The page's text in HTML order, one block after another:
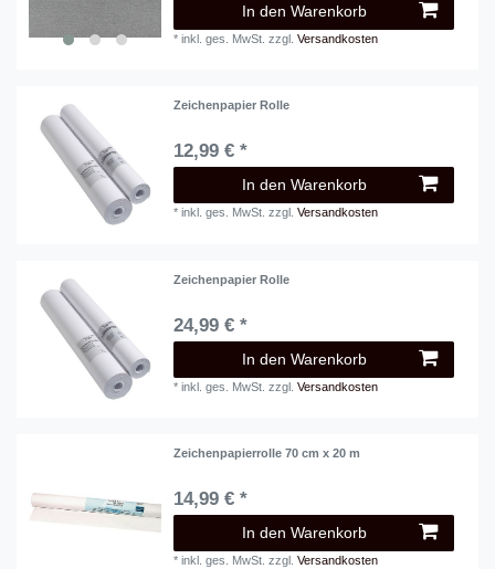
In den Warenkorb
*inkl. ges. MwSt. zzgl.Versandkosten
Zeichenpapier Rolle
12,99 € *
In den Warenkorb
*inkl. ges. MwSt. zzgl.Versandkosten
Zeichenpapier Rolle
24,99 € *
In den Warenkorb
*inkl. ges. MwSt. zzgl.Versandkosten
Zeichenpapierrolle 70 cm x 20 m
14,99 € *
In den Warenkorb
*inkl. ges. MwSt. zzgl.Versandkosten